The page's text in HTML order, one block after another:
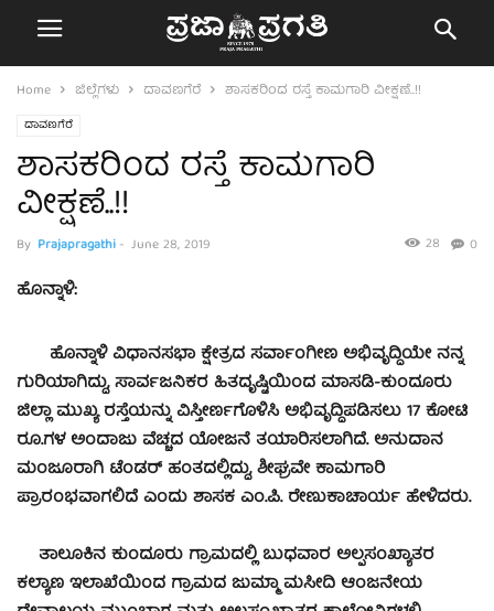
Home ಜಿಲ್ಲೆಗಳು ದಾವಣಗೆರೆ ಶಾಸಕರಿಂದ ರಸ್ತೆ ಕಾಮಗಾರಿ ವೀಕ್ಷಣೆ..!!
ದಾವಣಗೆರೆ
ಶಾಸಕರಿಂದ ರಸ್ತೆ ಕಾಮಗಾರಿ
ವೀಕ್ಷಣೆ..!!
By Prajapragathi- June 28, 2019 0
28
ಹೊನ್ನಾಳಿ:
ಹೊನ್ನಾಳಿ ವಿಧಾನಸಭಾ ಕ್ಷೇತ್ರದ ಸರ್ವಾಂಗೀಣ ಅಭಿವೃದ್ಧಿಯೇ ನನ್ನ
ಗುರಿಯಾಗಿದ್ದು, ಸಾರ್ವಜನಿಕರ ಹಿತದೃಷ್ಟಿಯಿಂದ ಮಾಸಡಿ-ಕುಂದೂರು
ಜಿಲ್ಲಾ ಮುಖ್ಯ ರಸ್ತೆಯನ್ನು ವಿಸ್ತೀರ್ಣಗೊಳಿಸಿ ಅಭಿವೃದ್ಧಿಪಡಿಸಲು 17 ಕೋಟಿ
ರೂ.ಗಳ ಅಂದಾಜು ವೆಚ್ಚದ ಯೋಜನೆ ತಯಾರಿಸಲಾಗಿದೆ. ಅನುದಾನ
ಮಂಜೂರಾಗಿ ಟೆಂಡರ್ ಹಂತದಲ್ಲಿದ್ದು, ಶೀಘ್ರವೇ ಕಾಮಗಾರಿ
ಪ್ರಾರಂಭವಾಗಲಿದೆ ಎಂದು ಶಾಸಕ ಎಂ.ಪಿ. ರೇಣುಕಾಚಾರ್ಯ ಹೇಳಿದರು.
ತಾಲೂಕಿನ ಕುಂದೂರು ಗ್ರಾಮದಲ್ಲಿ ಬುಧವಾರ ಅಲ್ಪಸಂಖ್ಯಾತರ
ಕಲ್ಯಾಣ ಇಲಾಖೆಯಿಂದ ಗ್ರಾಮದ ಜುಮ್ಮಾ ಮಸೀದಿ ಆಂಜನೇಯ